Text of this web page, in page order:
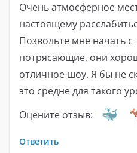
Очень атмосферное
настоящему
Позвольте мне начать с
потрясающие, они
отличное шоу. Я бы не
это средне для такого
Оцените отзыв:
Ответить